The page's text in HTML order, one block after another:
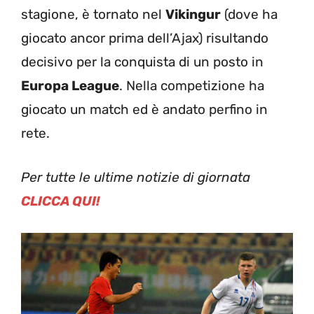
stagione, è tornato nel Vikingur (dove ha
giocato ancor prima dell’Ajax) risultando
decisivo per la conquista di un posto in
Europa League. Nella competizione ha
giocato un match ed è andato perfino in
rete.
Per tutte le ultime notizie di giornata
CLICCA QUI!